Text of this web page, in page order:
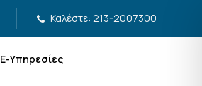
Καλέστε: 213-2007300
Ε-Υπηρεσίες